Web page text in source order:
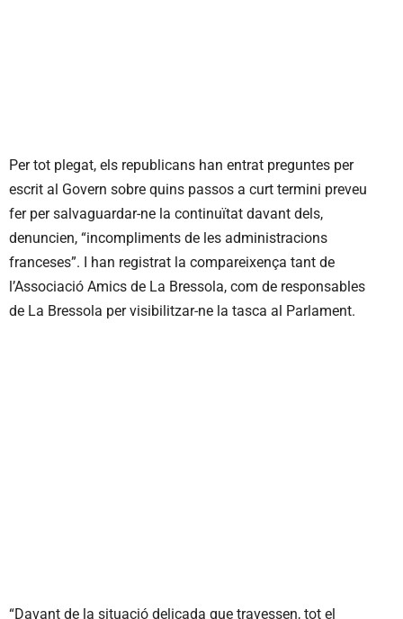
Per tot plegat, els republicans han entrat preguntes per
escrit al Govern sobre quins passos a curt termini preveu
fer per salvaguardar-ne la continuïtat davant dels,
denuncien, “incompliments de les administracions
franceses”. I han registrat la compareixença tant de
l’Associació Amics de La Bressola, com de responsables
de La Bressola per visibilitzar-ne la tasca al Parlament.
“Davant de la situació delicada que travessen, tot el